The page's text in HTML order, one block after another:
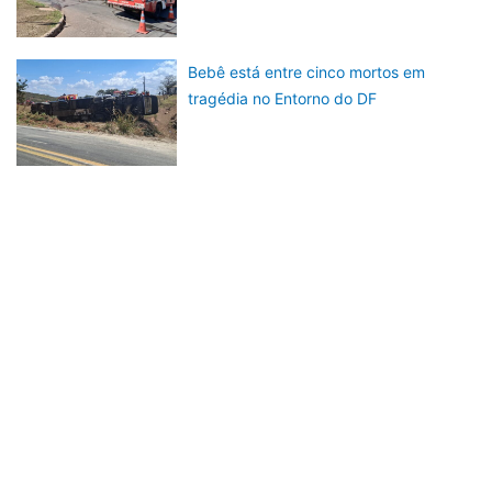
Bebê está entre cinco mortos em
tragédia no Entorno do DF